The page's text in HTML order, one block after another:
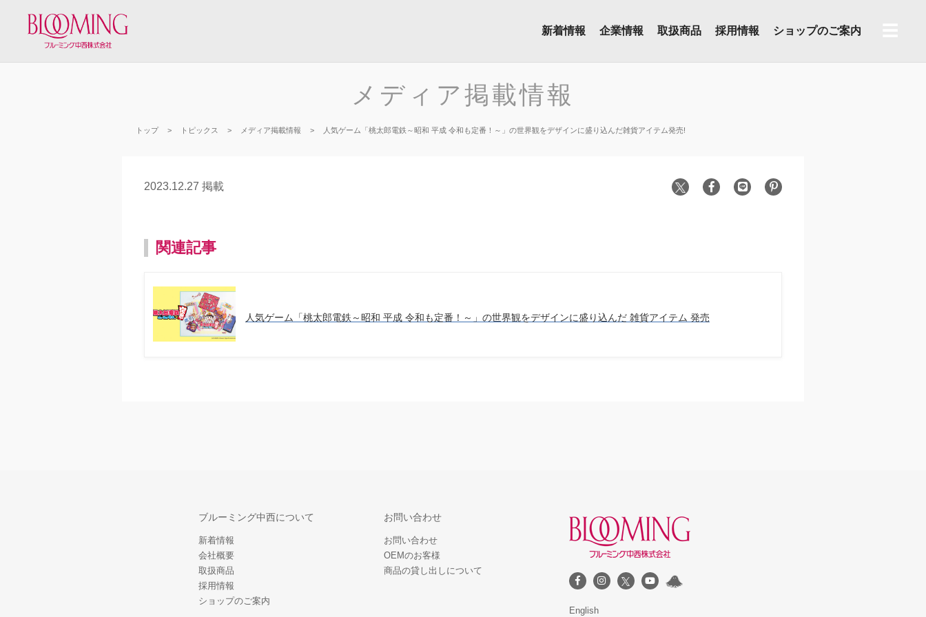
新着情報 企業情報 取扱商品 採用情報 ショップのご案内
メディア掲載情報
トップ トピックス メディア掲載情報 人気ゲーム「桃太郎電鉄～昭和 平成 令和も定番！～」の世界観をデザインに盛り込んだ雑貨アイテム発売!
2023.12.27 掲載
関連記事
人気ゲーム「桃太郎電鉄～昭和 平成 令和も定番！～」の世界観をデザインに盛り込んだ 雑貨アイテム 発売
ブルーミング中西について
新着情報
会社概要
取扱商品
採用情報
ショップのご案内
お問い合わせ
お問い合わせ
OEMのお客様
商品の貸し出しについて
English